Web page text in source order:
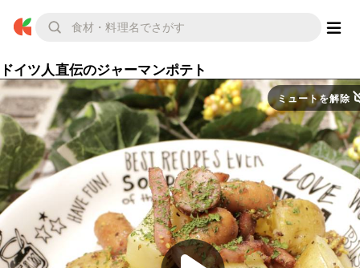
ドイツ人直伝のジャーマンポテト
ミュートを解除